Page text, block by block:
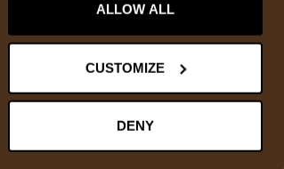
ALLOW ALL
CUSTOMIZE
DENY